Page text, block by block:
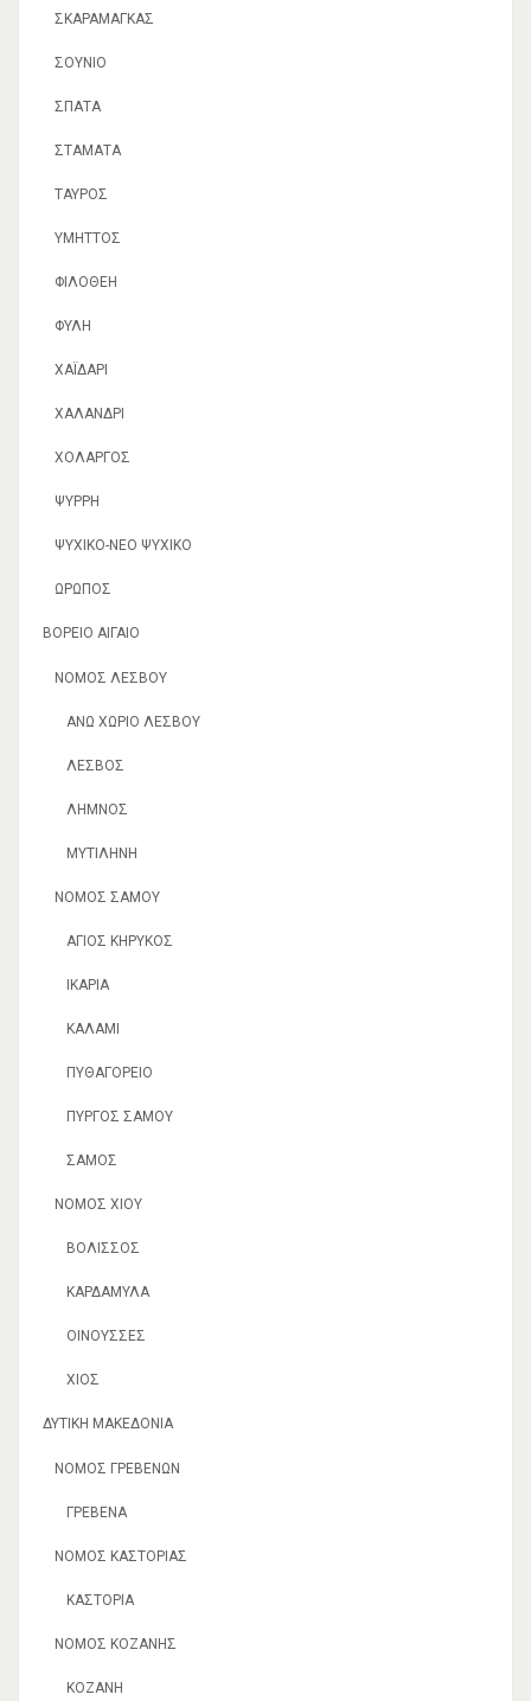
ΣΚΑΡΑΜΑΓΚΆΣ
ΣΟΎΝΙΟ
ΣΠΆΤΑ
ΣΤΑΜΆΤΑ
ΤΑΎΡΟΣ
ΥΜΗΤΤΌΣ
ΦΙΛΟΘΈΗ
ΦΥΛΉ
ΧΑΪΔΆΡΙ
ΧΑΛΆΝΔΡΙ
ΧΟΛΑΡΓΌΣ
ΨΥΡΡΉ
ΨΥΧΙΚΌ-ΝΈΟ ΨΥΧΙΚΌ
ΩΡΩΠΌΣ
ΒΌΡΕΙΟ ΑΙΓΑΊΟ
ΝΟΜΌΣ ΛΈΣΒΟΥ
ΆΝΩ ΧΩΡΙΌ ΛΈΣΒΟΥ
ΛΈΣΒΟΣ
ΛΉΜΝΟΣ
ΜΥΤΙΛΉΝΗ
ΝΟΜΌΣ ΣΆΜΟΥ
ΆΓΙΟΣ ΚΉΡΥΚΟΣ
ΙΚΑΡΊΑ
ΚΑΛΆΜΙ
ΠΥΘΑΓΌΡΕΙΟ
ΠΎΡΓΟΣ ΣΆΜΟΥ
ΣΆΜΟΣ
ΝΟΜΌΣ ΧΊΟΥ
ΒΟΛΙΣΣΌΣ
ΚΑΡΔΆΜΥΛΑ
ΟΙΝΟΎΣΣΕΣ
ΧΊΟΣ
ΔΥΤΙΚΉ ΜΑΚΕΔΟΝΊΑ
ΝΟΜΌΣ ΓΡΕΒΕΝΏΝ
ΓΡΕΒΕΝΆ
ΝΟΜΌΣ ΚΑΣΤΟΡΙΆΣ
ΚΑΣΤΟΡΙΆ
ΝΟΜΌΣ ΚΟΖΆΝΗΣ
ΚΟΖΆΝΗ